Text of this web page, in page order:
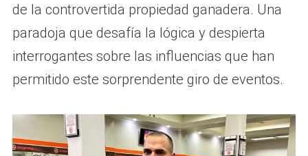
de la controvertida propiedad ganadera. Una
paradoja que desafía la lógica y despierta
interrogantes sobre las influencias que han
permitido este sorprendente giro de eventos.